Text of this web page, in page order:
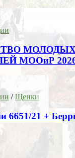
МОЛОДЫХ
МООиР
/Щенки
6651/21 +